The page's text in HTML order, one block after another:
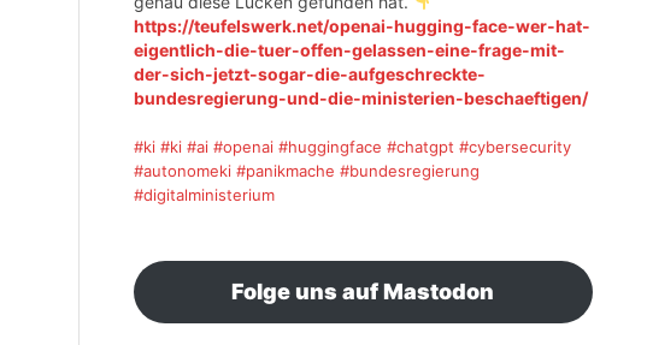
https://teufelswerk.net/openai-hugging-face-wer-hat-
eigentlich-die-tuer-offen-gelassen-eine-frage-mit-
der-sich-jetzt-sogar-die-aufgeschreckte-
bundesregierung-und-die-ministerien-beschaeftigen/
#ki #ki #ai #openai #huggingface #chatgpt #cybersecurity
#autonomeki #panikmache #bundesregierung
#digitalministerium
Folge uns auf Mastodon